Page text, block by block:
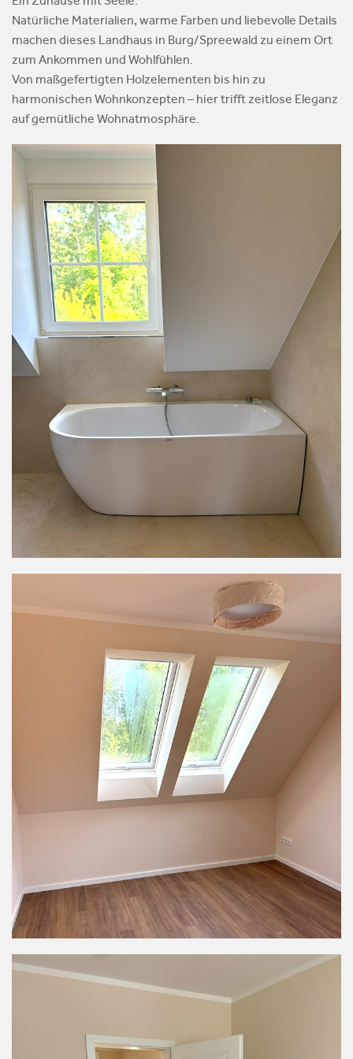
Natürliche Materialien, warme Farben und liebevolle Details
machen dieses Landhaus in Burg/Spreewald zu einem Ort
zum Ankommen und Wohlfühlen.
Von maßgefertigten Holzelementen bis hin zu
harmonischen Wohnkonzepten – hier trifft zeitlose Eleganz
auf gemütliche Wohnatmosphäre.